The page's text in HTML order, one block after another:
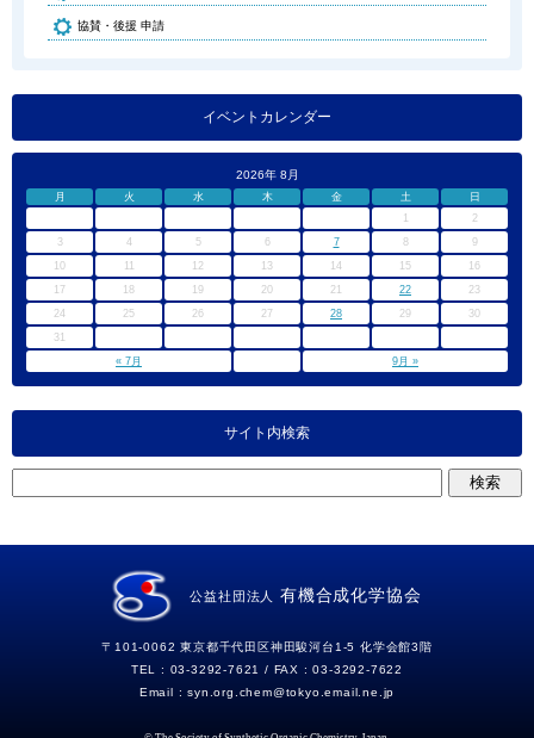
協賛・後援 申請
イベントカレンダー
2026年 8月
月 火 水 木 金 土
日
2
3
4 5 6 7 8
9
10
12 13 14 15
16
17
18 19 20 21 22
23
24
25 26 27 28 29
30
31
« 7月
9月 »
サイト内検索
公益社団法人 有機合成化学協会
〒101-0062 東京都千代田区神田駿河台1-5 化学会館3階
TEL : 03-3292-7621 / FAX : 03-3292-7622
Email :syn.org.chem tokyo.email.ne.jp